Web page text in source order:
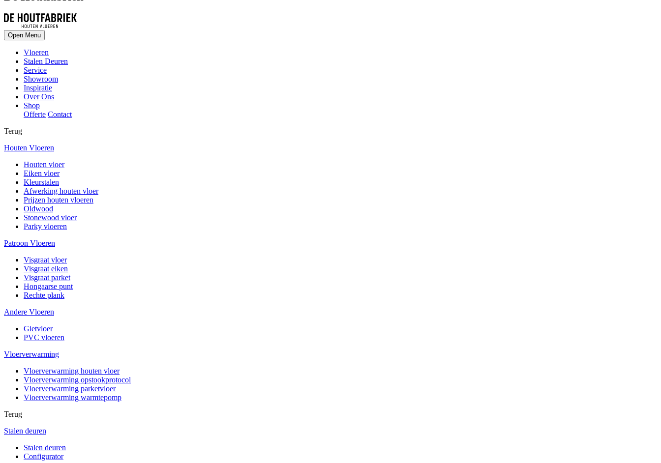
Open Menu
Vloeren
Stalen Deuren
Service
Showroom
Inspiratie
Over Ons
Shop
Offerte Contact
Terug
Houten Vloeren
Houten vloer
Eiken vloer
Kleurstalen
Afwerking houten vloer
Prijzen houten vloeren
Oldwood
Stonewood vloer
Parky vloeren
Patroon Vloeren
Visgraat vloer
Visgraat eiken
Visgraat parket
Hongaarse punt
Rechte plank
Andere Vloeren
Gietvloer
PVC vloeren
Vloerverwarming
Vloerverwarming houten vloer
Vloerverwarming opstookprotocol
Vloerverwarming parketvloer
Vloerverwarming warmtepomp
Terug
Stalen deuren
Stalen deuren
Configurator